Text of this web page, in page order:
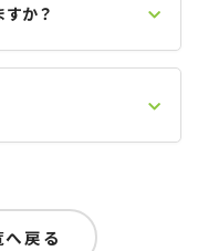
か？
戻る